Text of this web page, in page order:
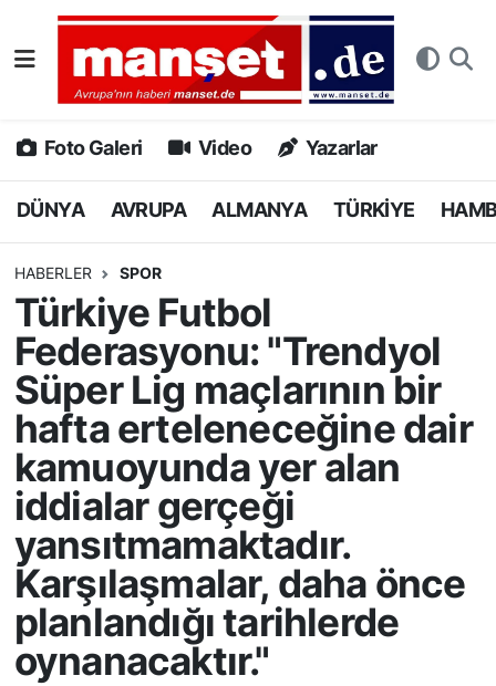
Foto Galeri Video Yazarlar
DÜNYA AVRUPA ALMANYA TÜRKİYE
HABERLER SPOR
Türkiye Futbol
Federasyonu: "Trendyol
Süper Lig maçlarının bir
hafta erteleneceğine dair
kamuoyunda yer alan
iddialar gerçeği
yansıtmamaktadır.
Karşılaşmalar, daha önce
planlandığı tarihlerde
oynanacaktır."
DÜNYA
AVRUPA
ALMANYA
HAMBURG
SPOR
DEUTSCH
EKONOMİ
SİYASET
SAĞLIK
Nöbetçi Eczaneler
Hava Durumu
Namaz Vakitleri
Puan Durumu ve Fikstür
Tüm Manşetler
Son Dakika Haberleri
Haber Arşivi